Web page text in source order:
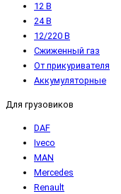
12 В
24 В
12/220 В
Сжиженный газ
От прикуривателя
Аккумуляторные
Для грузовиков
DAF
Iveco
MAN
Mercedes
Renault